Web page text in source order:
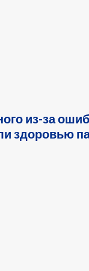
из-за
здоровью